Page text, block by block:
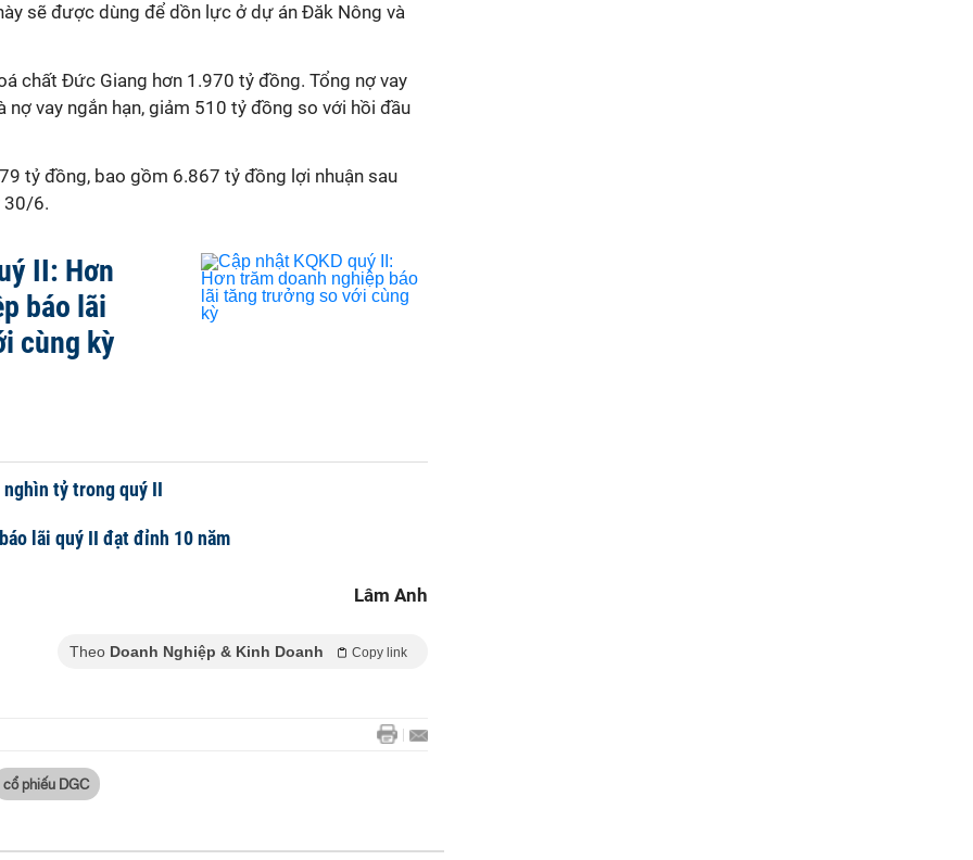
sẽ được dùng để dồn lực ở dự án Đăk Nông và
chất Đức Giang hơn 1.970 tỷ đồng. Tổng nợ vay
nợ vay ngắn hạn, giảm 510 tỷ đồng so với hồi đầu
tỷ đồng, bao gồm 6.867 tỷ đồng lợi nhuận sau
30/6.
II: Hơn
báo lãi
cùng kỳ
tỷ trong quý II
lãi quý II đạt đỉnh 10 năm
Lâm Anh
Theo Doanh Nghiệp & Kinh Doanh Copy link
cổ phiếu DGC